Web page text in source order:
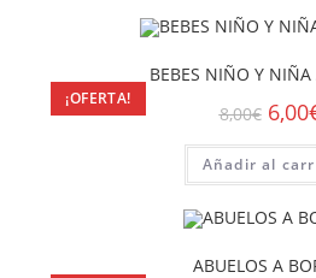
¡OFERTA!
BEBES NIÑO Y NIÑA
8,00€ 6,00
Añadir al
ABUELOS A